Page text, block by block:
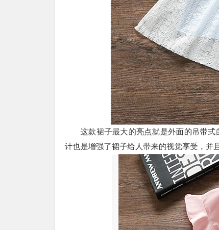
这款裙子最大的亮点就是外面的吊带
计也是增强了裙子给人带来的视觉享受，并